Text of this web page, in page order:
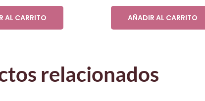
AL CARRITO AÑADIR AL CARRITO
relacionados